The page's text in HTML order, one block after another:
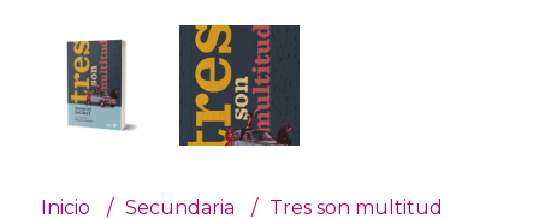
Inicio Secundaria Tres son multitud